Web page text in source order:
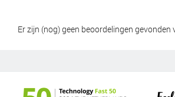
Er zijn (nog) geen beoordelingen gevonden